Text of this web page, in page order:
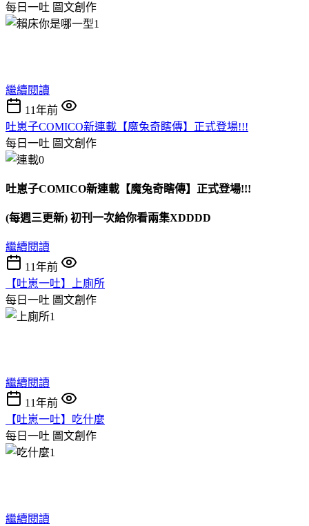
每日一吐 圖文創作
繼續閱讀
11年前
吐崽子COMICO新連載【魔兔奇瞎傳】正式登場!!!
每日一吐 圖文創作
吐崽子COMICO新連載【魔兔奇瞎傳】正式登場!!!
(每週三更新) 初刊一次給你看兩集XDDDD
繼續閱讀
11年前
【吐崽一吐】上廁所
每日一吐 圖文創作
繼續閱讀
11年前
【吐崽一吐】吃什麼
每日一吐 圖文創作
繼續閱讀